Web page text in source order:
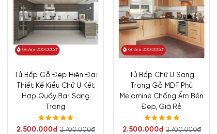
Giảm 200.000đ
Tủ Bếp Gỗ Đẹp Hiện Đại
Thiết Kế Kiểu Chữ U Kết
Hợp Quầy Bar Sang
Trọng
2.500.000đ 2.700.000đ
Giảm 200.000đ
Tủ Bếp Chữ U Sang
Trọng Gỗ MDF Phủ
Melamine Chống Ẩm Bền
Đẹp, Giá Rẻ
2.500.000đ 2.700.000đ